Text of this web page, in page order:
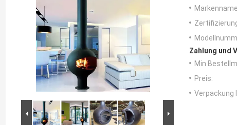
Zahlung und
Min
Preis:
Verpackung